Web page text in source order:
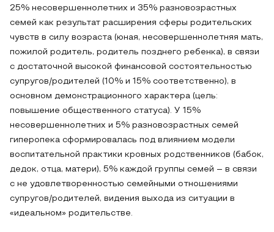
25% несовершеннолетних и 35% разновозрастных
семей как результат расширения сферы родительских
чувств в силу возраста (юная, несовершеннолетняя мать,
пожилой родитель, родитель позднего ребенка), в связи
с достаточной высокой финансовой состоятельностью
супругов/родителей (10% и 15% соответственно), в
основном демонстрационного характера (цель:
повышение общественного статуса). У 15%
несовершеннолетних и 5% разновозрастных семей
гиперопека сформировалась под влиянием модели
воспитательной практики кровных родственников (бабок,
дедок, отца, матери), 5% каждой группы семей – в связи
с не удовлетворенностью семейными отношениями
супругов/родителей, видения выхода из ситуации в
«идеальном» родительстве.